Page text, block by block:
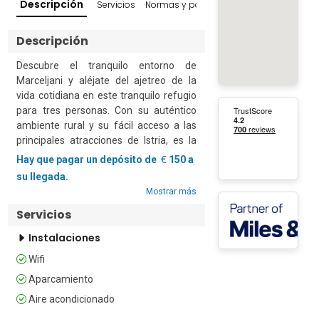
Descripción Servicios Normas y políticas
Descripción
Descubre el tranquilo entorno de
Marceljani y aléjate del ajetreo de la
vida cotidiana en este tranquilo refugio
para tres personas. Con su auténtico
ambiente rural y su fácil acceso a las
principales atracciones de Istria, es la
opción perfecta para los viajeros que
buscan relajarse y conocer la vida
tradicional croata.
Rodeada de colinas onduladas, olivos y
uno de los cuatro acogedores
apartamentos. Las propiedades
comparten un amplio jardín, que cuenta
tranquilos rincones de descanso entre
Hay que pagar un depósito de
150 a
su llegada.
Mostrar más
Servicios
Instalaciones
Wifi
Aparcamiento
Aire acondicionado